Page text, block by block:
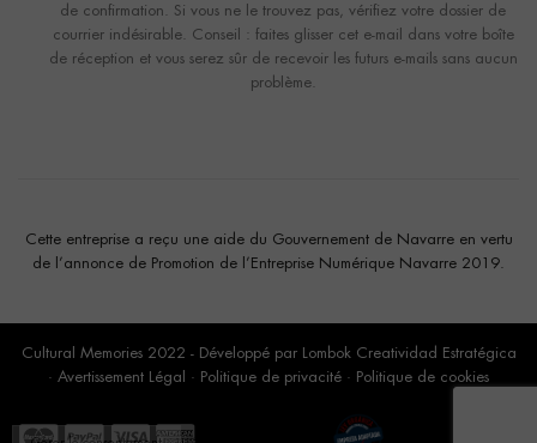
de confirmation. Si vous ne le trouvez pas, vérifiez votre dossier de
courrier indésirable. Conseil : faites glisser cet e-mail dans votre boîte
de réception et vous serez sûr de recevoir les futurs e-mails sans aucun
problème.
Cette entreprise a reçu une aide du Gouvernement de Navarre en vertu
de l’annonce de Promotion de l’Entreprise Numérique Navarre 2019.
Cultural Memories 2022 - Développé par Lombok Creatividad Estratégica
· Avertissement Légal · Politique de privacité · Politique de cookies